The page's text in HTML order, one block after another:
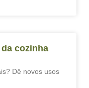
cozinha
Dê novos usos